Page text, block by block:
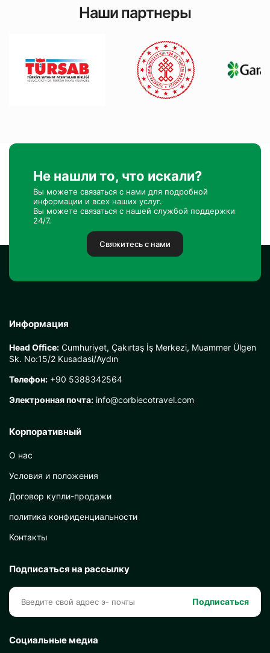
Наши партнеры
Не нашли то, что искали?
Вы можете связаться с нами для подробной
информации и всех наших услуг.
Вы можете связаться с нашей службой поддержки
24/7.
Свяжитесь с нами
Информация
Head Office: Cumhuriyet, Çakırtaş İş Merkezi, Muammer Ülgen
Sk. No:15/2 Kusadasi/Aydın
Телефон: +90 5388342564
Электронная почта: info@corbiecotravel.com
Корпоративный
О нас
Условия и положения
Договор купли-продажи
политика конфиденциальности
Контакты
Подписаться на рассылку
Подписаться
Социальные медиа